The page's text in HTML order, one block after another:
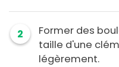
2
Former des
taille d'une
légèrement.